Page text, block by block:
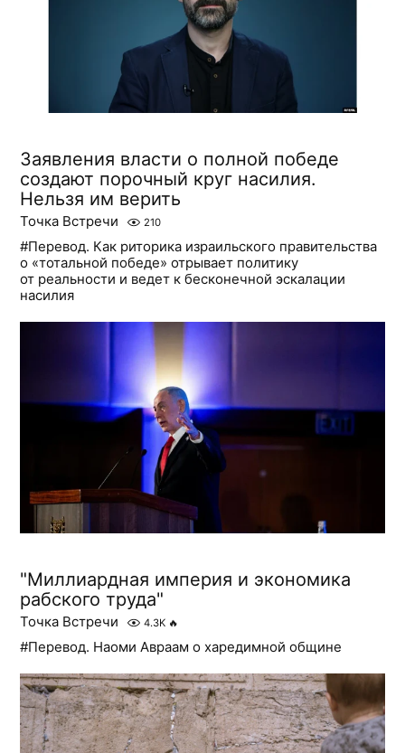
Заявления власти о полной победе
создают порочный круг насилия.
Нельзя им верить
Точка Встречи 210
#Перевод. Как риторика израильского правительства
о «тотальной победе» отрывает политику
от реальности и ведет к бесконечной эскалации
насилия
"Миллиардная империя и экономика
рабского труда"
Точка Встречи 4.3K 🔥
#Перевод. Наоми Авраам о харедимной общине